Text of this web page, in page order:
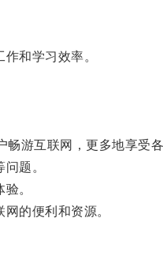
和学习效率。
游互联网，更多地享受各
题。
。
的便利和资源。